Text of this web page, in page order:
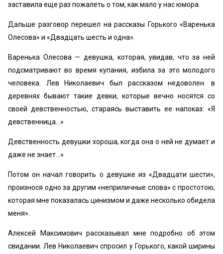
заставила еще раз пожалеть о том, как мало у нас юмора.
Дальше разговор перешел на рассказы Горького «Варенька
Олесова» и «Двадцать шесть и одна».
Варенька Олесова — девушка, которая, увидав, что за ней
подсматривают во время купания, избила за это молодого
человека. Лев Николаевич был рассказом недоволен: в
деревнях бывают такие девки, которые вечно носятся со
своей девственностью, стараясь выставить ее напоказ: «Я
девственница...»
Девственность девушки хороша, когда она о ней не думает и
даже не знает...»
Потом он начал говорить о девушке из «Двадцати шести»,
произнося одно за другим «неприличные слова» с простотою,
которая мне показалась цинизмом и даже несколько обидела
меня».
Алексей Максимович рассказывал мне подробно об этом
свидании. Лев Николаевич спросил у Горького, какой ширины